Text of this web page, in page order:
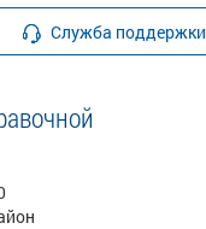
Служба поддержки